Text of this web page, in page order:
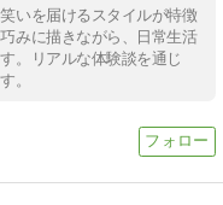
いを届けるスタイルが特徴
みに描きながら、日常生活
。リアルな体験談を通じ
。